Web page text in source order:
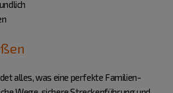
alles, was eine perfekte Familien-